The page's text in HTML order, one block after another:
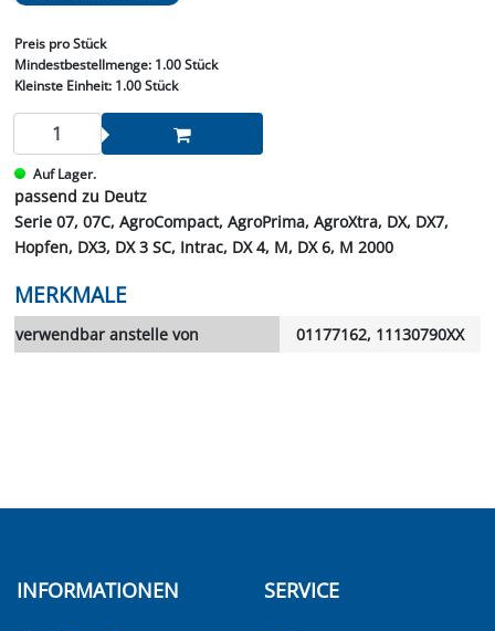
Preis pro Stück
Mindestbestellmenge: 1.00 Stück
Kleinste Einheit:1.00 Stück
Auf Lager.
passend zu Deutz
Serie 07, 07C, AgroCompact, AgroPrima, AgroXtra, DX, DX7,
Hopfen, DX3, DX 3 SC, Intrac, DX 4, M, DX 6, M 2000
MERKMALE
verwendbar anstelle von 01177162, 11130790XX
INFORMATIONEN SERVICE